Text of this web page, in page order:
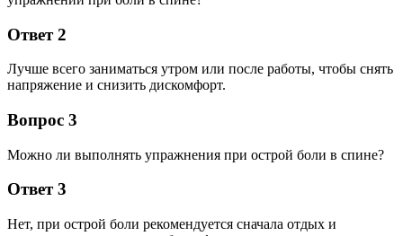
Ответ 2
Лучше всего заниматься утром или после работы, чтобы снять
напряжение и снизить дискомфорт.
Вопрос 3
Можно ли выполнять упражнения при острой боли в спине?
Ответ 3
Нет, при острой боли рекомендуется сначала отдых и